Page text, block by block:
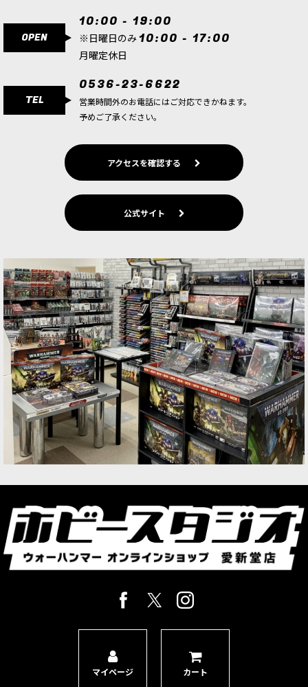
OPEN
10:00 - 19:00
※日曜日のみ 10:00 - 17:00
月曜定休日
TEL
0536-23-6622
営業時間外のお電話にはご対応できかねます。
予めご了承ください。
アクセスを確認する
公式サイト
マイページ カート